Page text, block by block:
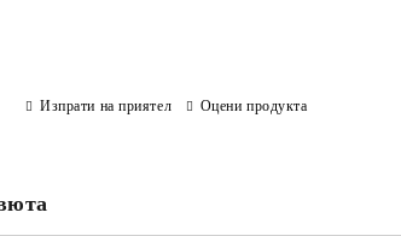
Изпрати на приятел Оцени продукта